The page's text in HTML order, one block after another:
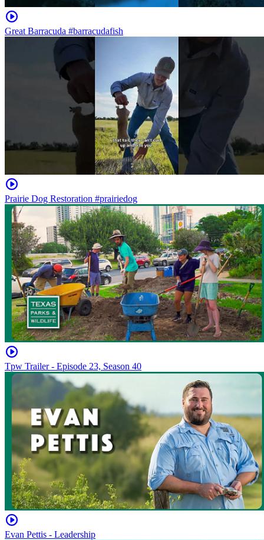
Great Barracuda #barracudafish
Prairie Dog Restoration #prairiedog
Tpw Trailer - Episode 23, Season 40
Evan Pettis - Leadership